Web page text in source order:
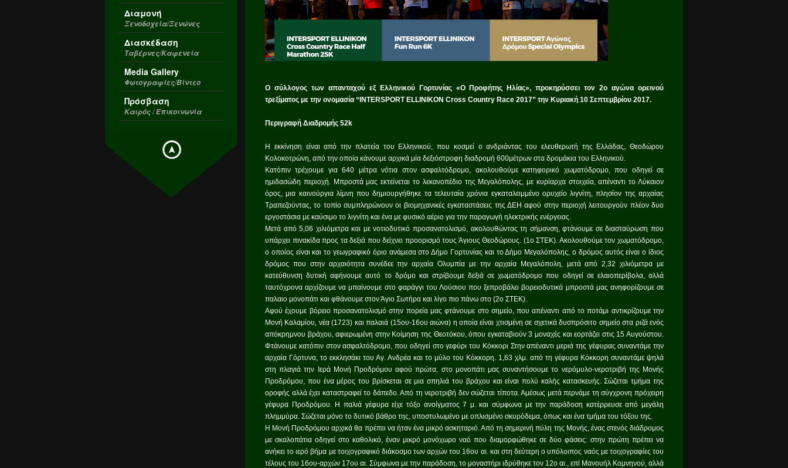
Διαμονή
Ξενοδοχεία/Ξενώνες
Διασκέδαση
Ταβέρνες/Καφενεία
Media Gallery
Φωτογραφίες/Βίντεο
Πρόσβαση
Καιρός / Επικοινωνία
O σύλλογος των απανταχού εξ Ελληνικού Γορτυνίας «Ο Προφήτης Ηλίας», προκηρύσσει τον 2ο αγώνα ορεινού
τρεξίματος με την ονομασία “INTERSPORT ELLINIKON Cross Country Race 2017” την Κυριακή 10 Σεπτεμβρίου 2017.
Περιγραφή Διαδρομής 52k
Η εκκίνηση είναι από την πλατεία του Ελληνικού, που κοσμεί ο ανδριάντας του ελευθερωτή της Ελλάδας, Θεοδώρου
Κολοκοτρώνη, από την οποία κάνουμε αρχικά μία δεξιόστροφη διαδρομή 600μέτρων στα δρομάκια του Ελληνικού.
Κατόπιν τρέχουμε για 640 μέτρα νότια στον ασφαλτόδρομο, ακολουθούμε κατηφορικό χωματόδρομο, που οδηγεί σε
ημιδασώδη περιοχή. Μπροστά μας εκτείνεται το λεκανοπέδιο της Μεγαλόπολης, με κυρίαρχα στοιχεία, απέναντι το Λύκαιον
όρος, μια καινούργια λίμνη που δημιουργήθηκε τα τελευταία χρόνια εγκαταλειμμένο ορυχείο λιγνίτη, πλησίον της αρχαίας
Τραπεζούντας, το τοπίο συμπληρώνουν οι βιομηχανικές εγκαταστάσεις της ΔΕΗ αφού στην περιοχή λειτουργούν πλέον δυο
εργοστάσια με καύσιμο το λιγνίτη και ένα με φυσικό αέριο για την παραγωγή ηλεκτρικής ενέργειας.
Μετά από 5,06 χιλιόμετρα και με νοτιοδυτικό προσανατολισμό, ακολουθώντας τη σήμανση, φτάνουμε σε διασταύρωση που
υπάρχει πινακίδα προς τα δεξιά που δείχνει προορισμό τους Άγιους Θεοδώρους. (1ο ΣΤΕΚ). Ακολουθούμε τον χωματόδρομο,
ο οποίος είναι και το γεωγραφικό όριο ανάμεσα στο Δήμο Γορτυνίας και το Δήμο Μεγαλόπολης, ο δρόμος αυτός είναι ο ίδιος
δρόμος που στην αρχαιότητα συνέδεε την αρχαία Ολυμπία με την αρχαία Μεγαλόπολη, μετά από 2,32 χιλιόμετρα με
κατεύθυνση δυτική αφήνουμε αυτό το δρόμο και στρίβουμε δεξιά σε χωματόδρομο που οδηγεί σε ελαιοπερίβολα, αλλά
ταυτόχρονα αρχίζουμε να μπαίνουμε στο φαράγγι του Λούσιου που ξεπροβάλει βορειοδυτικά μπροστά μας ανηφορίζουμε σε
παλαιο μονοπάτι και φθάνουμε στον Άγιο Σωτήρα και λίγο πιο πάνω στο (2ο ΣΤΕΚ).
Αφού έχουμε βόρειο προσανατολισμό στην πορεία μας φτάνουμε στο σημείο, που απέναντι από το ποτάμι αντικρίζουμε την
Μονή Καλαμίου, νέα (1723) και παλαιά (15ου-16ου αιώνα) η οποία είναι χτισμένη σε σχετικά δυσπρόσιτο σημείο στα ριζά ενός
απόκρημνου βράχου, αφιερωμένη στην Κοίμηση της Θεοτόκου, όπου εγκαταβιούν 3 μοναχές και εορτάζει στις 15 Αυγούστου.
Φτάνουμε κατόπιν στον ασφαλτόδρομο, που οδηγεί στο γεφύρι του Κόκκορι Στην απέναντι μεριά της γέφυρας συναντάμε την
αρχαία Γόρτυνα, το εκκλησάκι του Αγ. Ανδρέα και το μύλο του Κόκκορη. 1,63 χλμ. από τη γέφυρα Κόκκορη συναντάμε ψηλά
στη πλαγιά την Ιερά Μονή Προδρόμου αφού πρώτα, στο μονοπάτι μας συναντήσουμε το νερόμυλο-νεροτριβή της Μονής
Προδρόμου, που ένα μέρος του βρίσκεται σε μια σπηλιά του βράχου και είναι πολύ καλής κατασκευής. Σώζεται τμήμα της
οροφής αλλά έχει καταστραφεί το δάπεδο. Από τη νεροτριβή δεν σώζεται τίποτα. Αμέσως μετά περνάμε τη σύγχρονη πρόχειρη
γέφυρα Προδρόμου. Η παλιά γέφυρα είχε τόξο ανοίγματος 7 μ. και σύμφωνα με την παράδοση κατέρρευσε από μεγάλη
πλημμύρα. Σώζεται μόνο το δυτικό βάθρο της, υποστυλωμένο με οπλισμένο σκυρόδεμα, όπως και ένα τμήμα του τόξου της.
Η Μονή Προδρόμου αρχικά θα πρέπει να ήταν ένα μικρό ασκηταριό. Από τη σημερινή πύλη της Μονής, ένας στενός διάδρομος
με σκαλοπάτια οδηγεί στο καθολικό, έναν μικρό μονόχωρο ναό που διαμορφώθηκε σε δύο φάσεις: στην πρώτη πρέπει να
ανήκει το ιερό βήμα με τοιχογραφικό διάκοσμο των αρχών του 16ου αι. και στη δεύτερη ο υπόλοιπος ναός με τοιχογραφίες του
τέλους του 16ου-αρχών 17ου αι. Σύμφωνα με την παράδοση, το μοναστήρι ιδρύθηκε τον 12ο αι., επί Μανουήλ Κομνηνού, αλλά